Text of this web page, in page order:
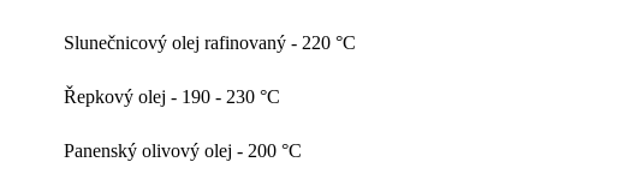
Slunečnicový olej rafinovaný - 220 °C
Řepkový olej - 190 - 230 °C
Panenský olivový olej - 200 °C